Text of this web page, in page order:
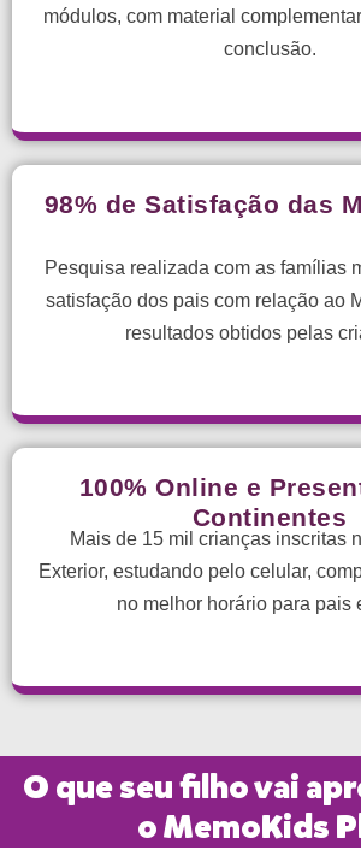
módulos, com material
conclusão.
98% de Satisfação das
Pesquisa realizada com as famílias
satisfação dos pais com relação ao
resultados obtidos pelas
100% Online e
Continentes
Mais de 15 mil crianças inscritas
Exterior, estudando pelo celular,
no melhor horário para pais
O que seu filho vai
o MemoKids